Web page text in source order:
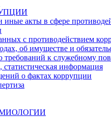
акты в сфере
с противодействием
об имуществе и
к служебному
информация
о фактах коррупции